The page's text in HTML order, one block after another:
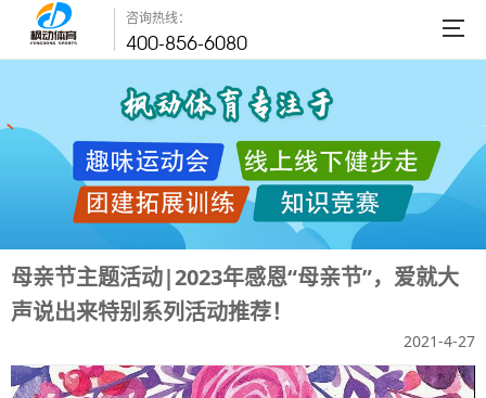
咨询热线：
400-856-6080
母亲节主题活动|2023年感恩“母亲节”，爱就大
声说出来特别系列活动推荐！
2021-4-27